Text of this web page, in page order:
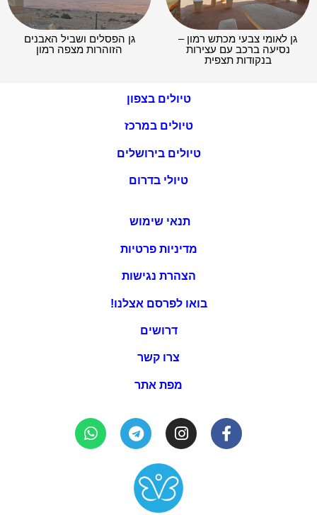
גן לאומי צבעי מכתש רמון –
נסיעה ברכב עם עצירות
בנקודות תצפית
גן הפסלים ושביל האבנים
הזוהרות מצפה רמון
טיולים בצפון
טיולים במרכז
טיולים בירושלים
טיולי בדרום
תנאי שימוש
מדיניות פרטיות
הצהרת נגישות
בואו לפרסם אצלנו!
דרושים
צרו קשר
מפת אתר